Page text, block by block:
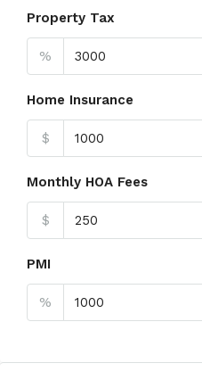
Property Tax
%
Home Insurance
$
Monthly HOA Fees
$
PMI
%